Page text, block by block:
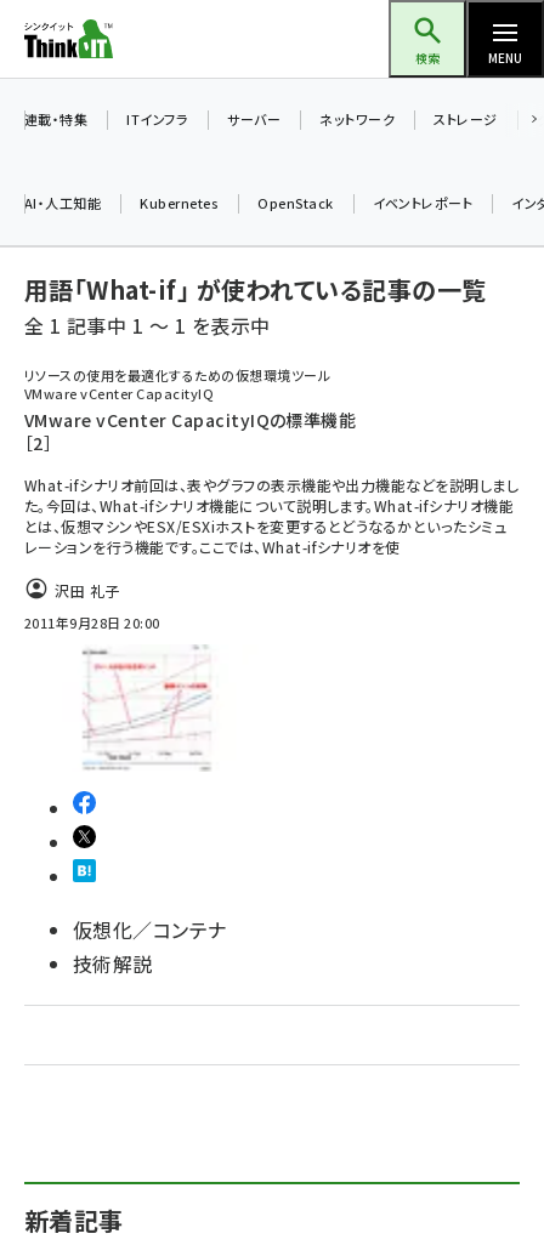
ン
ツ
検索 MENU
ai (2486)
加藤銘のチーム貢献～仲間と築いた勝利の絆～ (2308)
iot女子会 (2273)
北海道をのんびり旅する晴山佳須夫のヒント集！ (2025)
genai (1477)
abc123 (1352)
ai crunch (1348)
連載・特集 ITインフラ サーバー ネットワーク ストレージ
AI・人工知能 Kubernetes OpenStack イベントレポート イン
用語「What-if」 が使われている記事の一覧
全 1 記事中 1 ～ 1 を表示中
リソースの使用を最適化するための仮想環境ツール
VMware vCenter CapacityIQ
VMware vCenter CapacityIQの標準機能
［2］
What-ifシナリオ前回は、表やグラフの表示機能や出力機能などを説明しまし
た。今回は、What-ifシナリオ機能について説明します。What-ifシナリオ機能
とは、仮想マシンやESX/ESXiホストを変更するとどうなるかといったシミュ
レーションを行う機能です。ここでは、What-ifシナリオを使
沢田 礼子
2011年9月28日 20:00
仮想化／コンテナ
技術解説
新着記事